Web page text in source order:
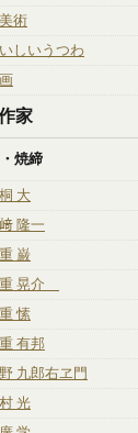
術
しいうつわ
家
焼締
大
隆一
巌
晃介
愫
有邦
九郎右ヱ門
光